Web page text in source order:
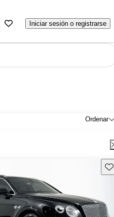
Iniciar sesión o registrarse
Ordenar